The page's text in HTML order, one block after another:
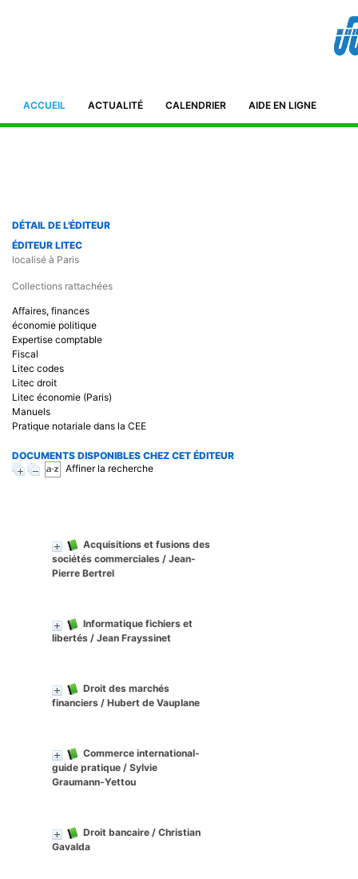
DÉTAIL DE L'ÉDITEUR
ÉDITEUR LITEC
localisé à Paris
Collections rattachées
Affaires, finances
économie politique
Expertise comptable
Fiscal
Litec codes
Litec droit
Litec économie (Paris)
Manuels
Pratique notariale dans la CEE
DOCUMENTS DISPONIBLES CHEZ CET ÉDITEUR
Affiner la recherche
Acquisitions et fusions des
sociétés commerciales / Jean-
Pierre Bertrel
Informatique fichiers et
libertés / Jean Frayssinet
Droit des marchés
financiers / Hubert de Vauplane
Commerce international-
guide pratique / Sylvie
Graumann-Yettou
Droit bancaire / Christian
Gavalda
ACCUEIL ACTUALITÉ CALENDRIER AIDE EN LIGNE